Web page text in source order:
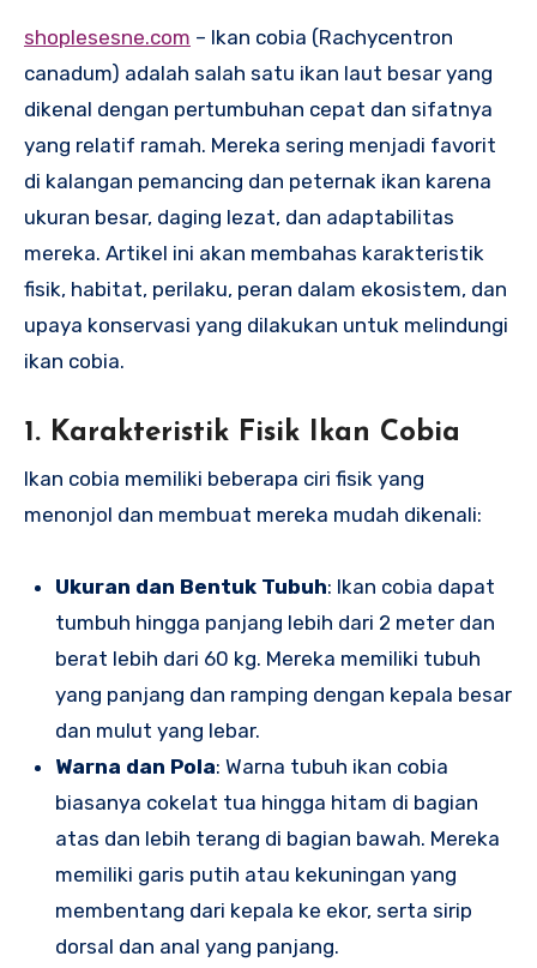
shoplesesne.com – Ikan cobia (Rachycentron
canadum) adalah salah satu ikan laut besar yang
dikenal dengan pertumbuhan cepat dan sifatnya
yang relatif ramah. Mereka sering menjadi favorit
di kalangan pemancing dan peternak ikan karena
ukuran besar, daging lezat, dan adaptabilitas
mereka. Artikel ini akan membahas karakteristik
fisik, habitat, perilaku, peran dalam ekosistem, dan
upaya konservasi yang dilakukan untuk melindungi
ikan cobia.
1. Karakteristik Fisik Ikan Cobia
Ikan cobia memiliki beberapa ciri fisik yang
menonjol dan membuat mereka mudah dikenali:
Ukuran dan Bentuk Tubuh: Ikan cobia dapat
tumbuh hingga panjang lebih dari 2 meter dan
berat lebih dari 60 kg. Mereka memiliki tubuh
yang panjang dan ramping dengan kepala besar
dan mulut yang lebar.
Warna dan Pola: Warna tubuh ikan cobia
biasanya cokelat tua hingga hitam di bagian
atas dan lebih terang di bagian bawah. Mereka
memiliki garis putih atau kekuningan yang
membentang dari kepala ke ekor, serta sirip
dorsal dan anal yang panjang.